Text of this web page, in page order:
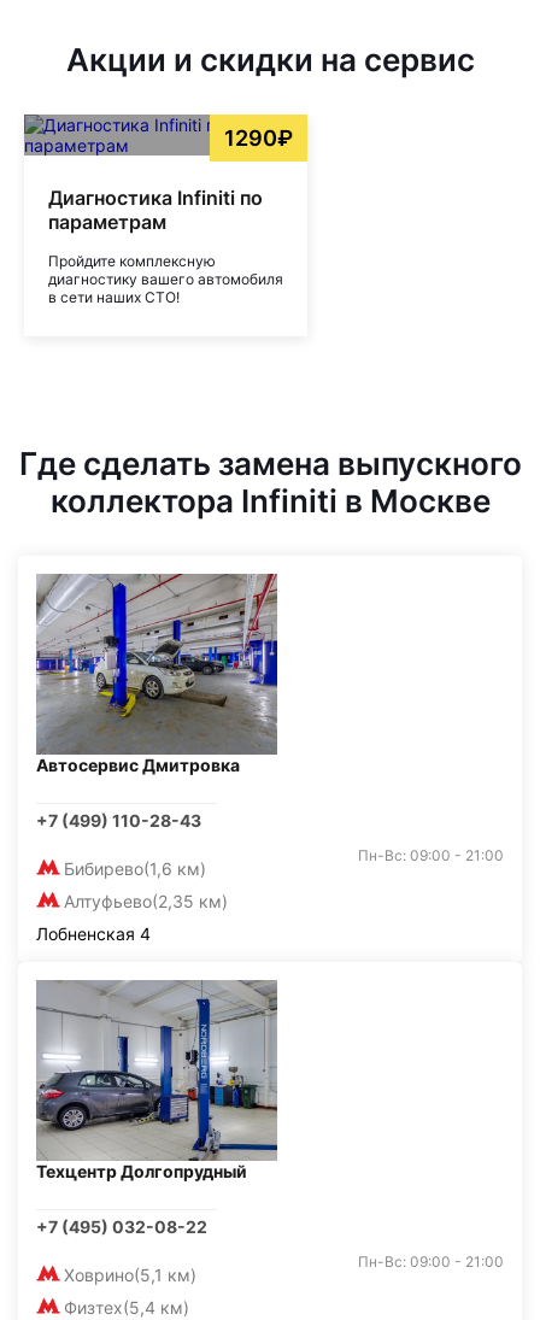
Акции и скидки на сервис
1290₽
Диагностика Infiniti по
параметрам
Пройдите комплексную
диагностику вашего автомобиля
в сети наших СТО!
Где сделать замена выпускного
коллектора Infiniti в Москве
Автосервис Дмитровка
+7 (499) 110-28-43
Бибирево(1,6 км)
Алтуфьево(2,35 км)
Пн-Вс: 09:00 - 21:00
Лобненская 4
Техцентр Долгопрудный
+7 (495) 032-08-22
Ховрино(5,1 км)
Физтех(5,4 км)
Пн-Вс: 09:00 - 21:00